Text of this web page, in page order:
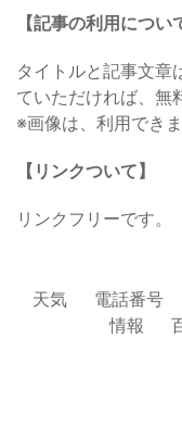
【記事の利用につい
タイトルと記事文章
ていただければ、無
※画像は、利用でき
【リンクついて】
リンクフリーです。
天気 電話番号
情報